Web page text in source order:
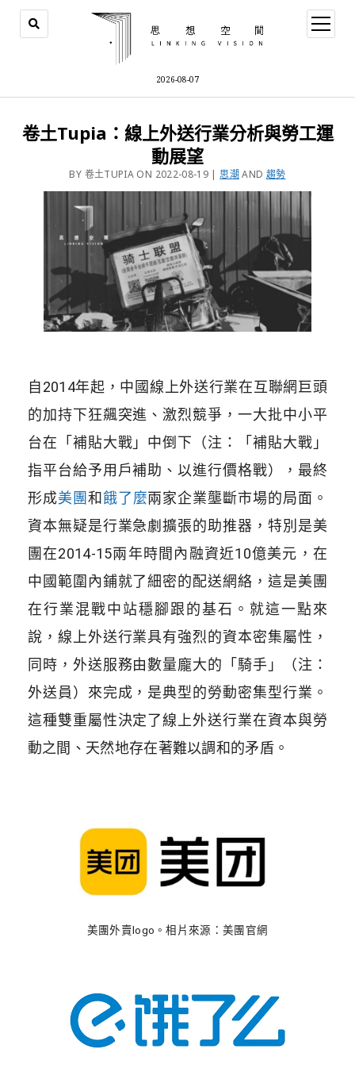
2026-08-07
卷土Tupia：線上外送行業分析與勞工運
動展望
BY 卷土TUPIA ON 2022-08-19 |思潮 AND 趨勢
自2014年起，中國線上外送行業在互聯網巨頭
的加持下狂飆突進、激烈競爭，一大批中小平
台在「補貼大戰」中倒下（注：「補貼大戰」
指平台給予用戶補助、以進行價格戰），最終
形成美團和餓了麼兩家企業壟斷市場的局面。
資本無疑是行業急劇擴張的助推器，特別是美
團在2014-15兩年時間內融資近10億美元，在
中國範圍內鋪就了細密的配送網絡，這是美團
在行業混戰中站穩腳跟的基石。就這一點來
說，線上外送行業具有強烈的資本密集屬性，
同時，外送服務由數量龐大的「騎手」（注：
外送員）來完成，是典型的勞動密集型行業。
這種雙重屬性決定了線上外送行業在資本與勞
動之間、天然地存在著難以調和的矛盾。
美團外賣logo。相片來源：美團官網